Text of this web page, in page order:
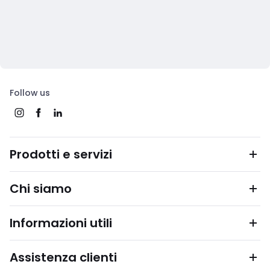
Follow us
Prodotti e servizi
Chi siamo
Informazioni utili
Assistenza clienti